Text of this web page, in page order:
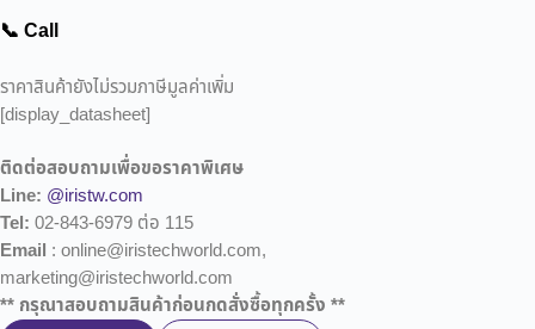
📞 Call
ราคาสินค้ายังไม่รวมภาษีมูลค่าเพิ่ม
[display_datasheet]
ติดต่อสอบถามเพื่อขอราคาพิเศษ
Line: @iristw.com
Tel: 02-843-6979 ต่อ 115
Email : online@iristechworld.com,
marketing@iristechworld.com
** กรุณาสอบถามสินค้าก่อนกดสั่งซื้อทุกครั้ง **